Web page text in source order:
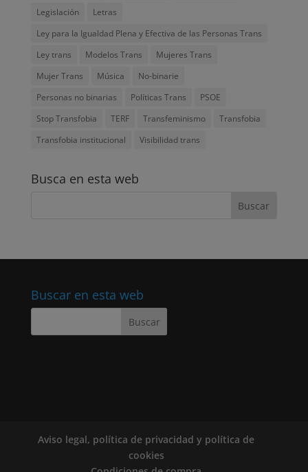
Legislación
Letras
Ley para la Igualdad Plena y Efectiva de las Personas Trans
Ley trans
Modelos Trans
Mujeres Trans
Mujer Trans
Música
No-binarie
Personas no binarias
Políticas Trans
PSOE
Stop Transfobia
TERF Transfeminismo
Transfobia
Transfobia institucional
Visibilidad trans
Busca en esta web
Buscar en esta web
Aviso legal, política de privacidad y política de
cookies